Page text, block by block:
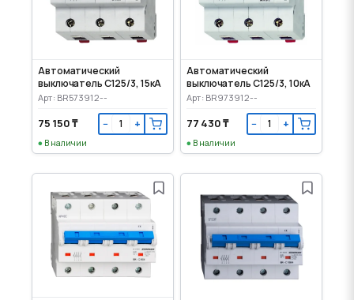
Автоматический
выключатель C125/3, 15кА
Арт: BR573912--
75 150 ₸ − +
В наличии
Автоматический
выключатель C125/3, 10кА
Арт: BR973912--
77 430 ₸ − +
В наличии